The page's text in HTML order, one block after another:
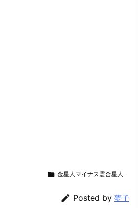
 金星人マイナス霊合星人
 Posted by 夢子